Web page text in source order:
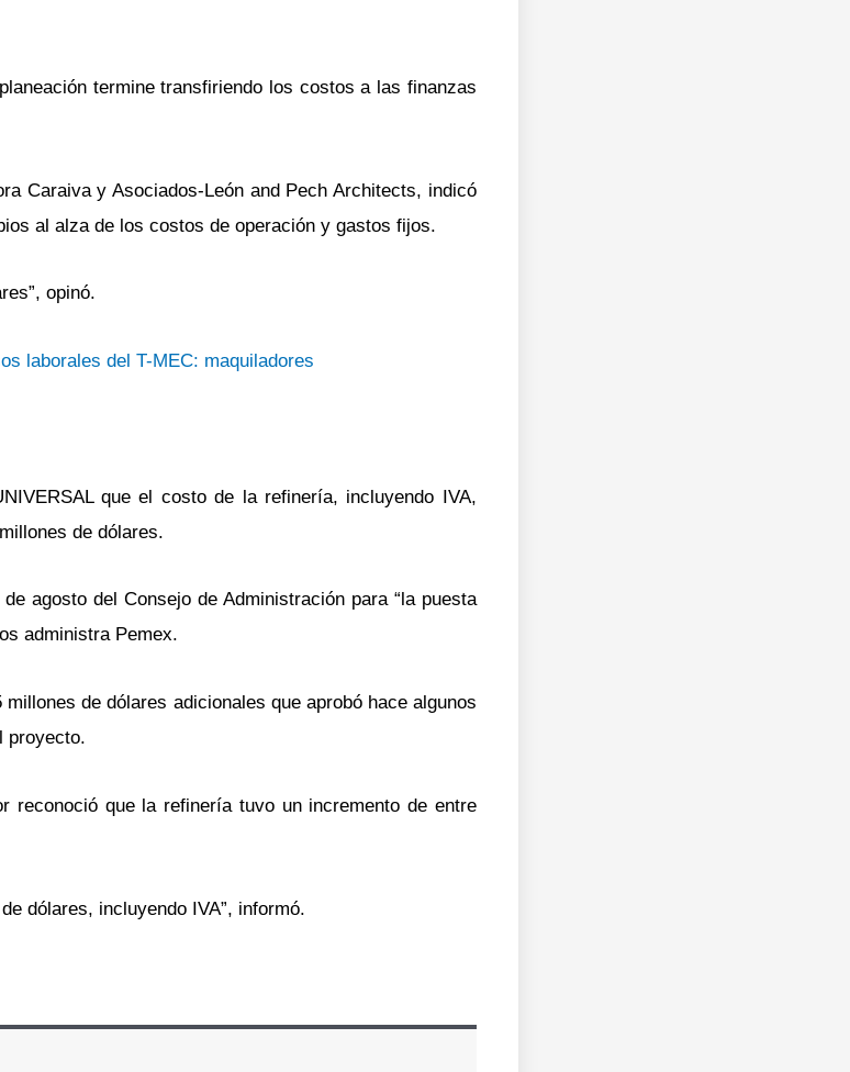
termine transfiriendo los costos a las finanzas
Caraiva y Asociados-León and Pech Architects, indicó
al alza de los costos de operación y gastos fijos.
opinó.
laborales del T-MEC: maquiladores
que el costo de la refinería, incluyendo IVA,
de dólares.
agosto del Consejo de Administración para “la puesta
administra Pemex.
de dólares adicionales que aprobó hace algunos
proyecto.
reconoció que la refinería tuvo un incremento de entre
dólares, incluyendo IVA”, informó.